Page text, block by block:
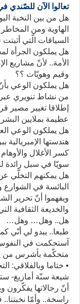
تعالوا الآن للصّندي
هل من بين النخبة
الهاوية ومن
السياقات الّتي
هل يملكون الجرأة
الأمة.. لأنّ مشاريع
وقيم وهويّات ؟؟
هل يملكون الوعي
من نشاط تنويري عبر
إطلاقا تغيير مصير
عظيمة بملايين
هل يملكون الوعي
هندستها الإمبريالية
كسر الأغلال
سويّا في سبل رائدة
هل يمكنهم التخلّي
البائسة في
ويفهموا أنّ تحرير
والخديعة الثقافية
هل.. وهل… وهل…
طبعا.. يبدو لي أنّي
آستحكمت في
متحكّمة بأشرس من
• ختاما وبالفلاقي:
شيعة سنّة أمازيغ-
أنّ رجالاتها
راسخة.. وأمّا